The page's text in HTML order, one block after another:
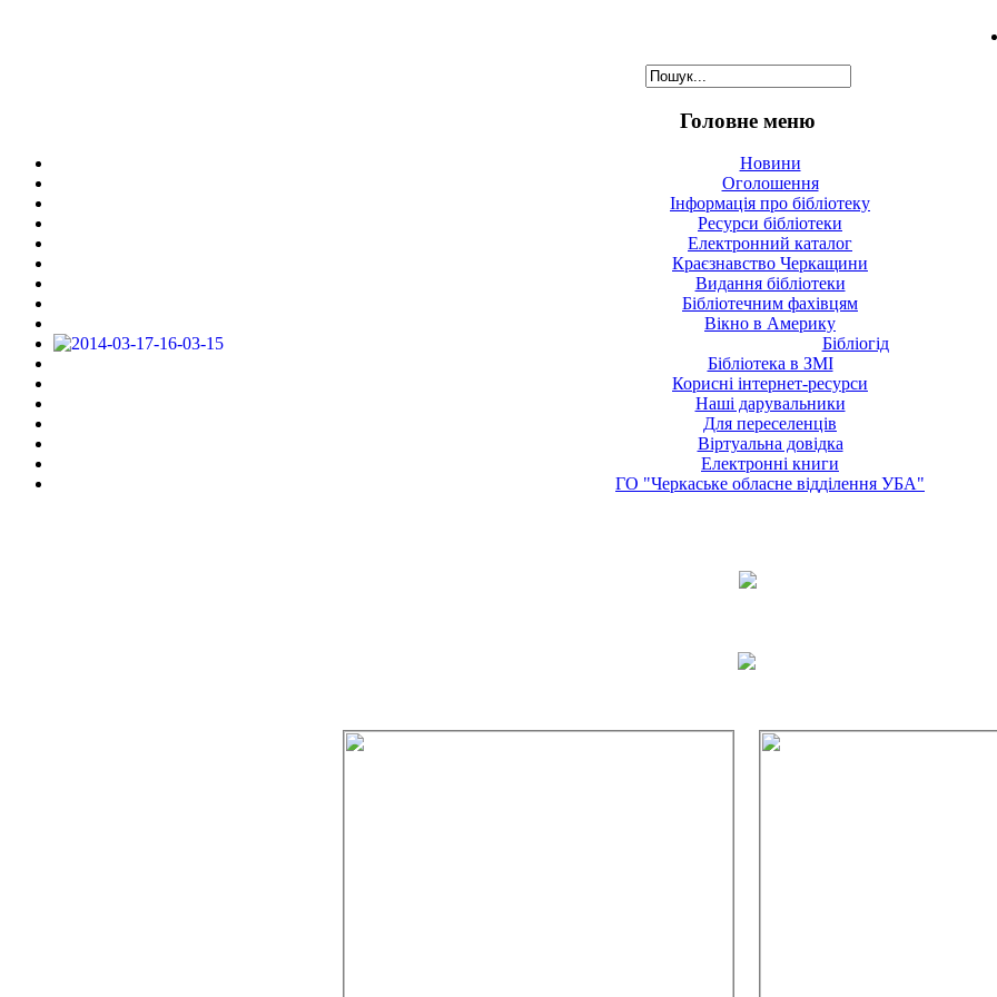
Головне меню
Новини
Оголошення
Інформація про бібліотеку
Ресурси бібліотеки
Електронний каталог
Краєзнавство Черкащини
Видання бібліотеки
Бібліотечним фахівцям
Вікно в Америку
Бібліогід
Бібліотека в ЗМІ
Корисні інтернет-ресурси
Наші дарувальники
Для переселенців
Віртуальна довідка
Електронні книги
ГО "Черкаське обласне відділення УБА"